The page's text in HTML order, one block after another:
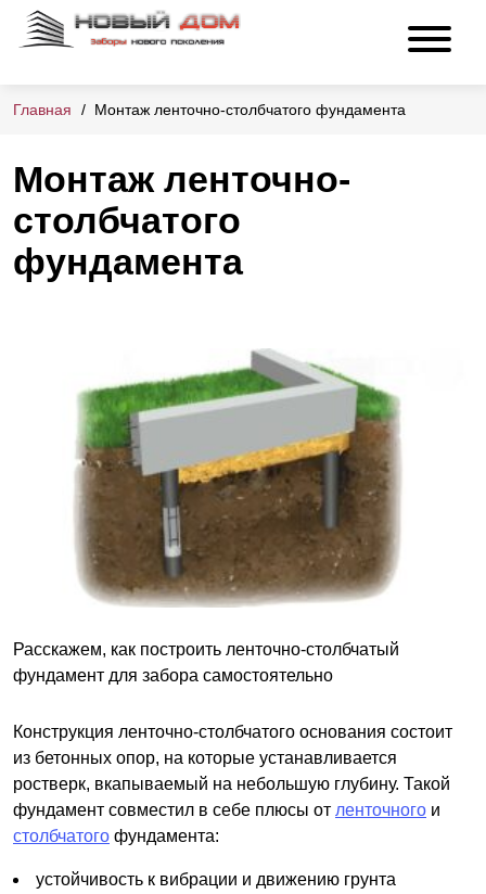
Главная Монтаж ленточно-столбчатого фундамента
Монтаж ленточно-
столбчатого
фундамента
Расскажем, как построить ленточно-столбчатый
фундамент для забора самостоятельно
Конструкция ленточно-столбчатого основания состоит
из бетонных опор, на которые устанавливается
ростверк, вкапываемый на небольшую глубину. Такой
фундамент совместил в себе плюсы от ленточного и
столбчатого фундамента:
устойчивость к вибрации и движению грунта